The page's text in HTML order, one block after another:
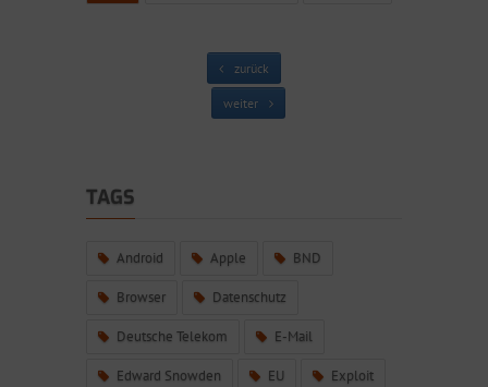
zurück
weiter
TAGS
Android Apple BND
Browser Datenschutz
Deutsche Telekom E-Mail
Edward Snowden EU Exploit